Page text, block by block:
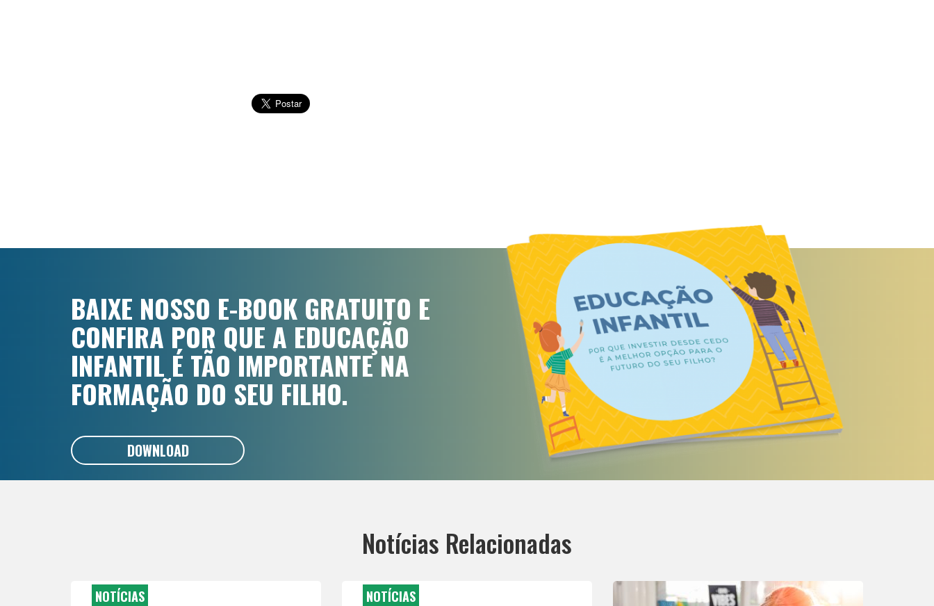
BAIXE NOSSO E-BOOK GRATUITO E
CONFIRA POR QUE A EDUCAÇÃO
INFANTIL É TÃO IMPORTANTE NA
FORMAÇÃO DO SEU FILHO.
DOWNLOAD
Notícias Relacionadas
NOTÍCIAS NOTÍCIAS